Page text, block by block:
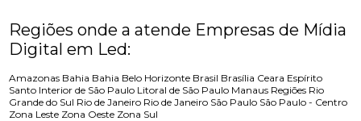
Regiões onde a atende Empresas de Mídia
Digital em Led:
Amazonas Bahia Bahia Belo Horizonte Brasil Brasília Ceara Espírito
Santo Interior de São Paulo Litoral de São Paulo Manaus Regiões Rio
Grande do Sul Rio de Janeiro Rio de Janeiro São Paulo São Paulo - Centro
Zona Leste Zona Oeste Zona Sul